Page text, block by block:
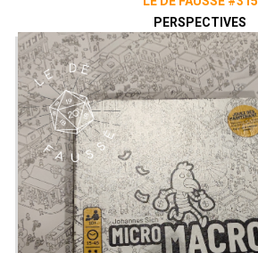
PERSPECTIVES